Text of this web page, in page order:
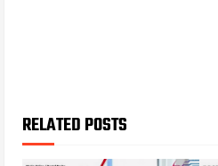
RELATED POSTS